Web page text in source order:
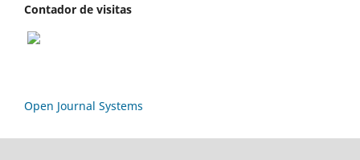
Contador de visitas
Open Journal Systems